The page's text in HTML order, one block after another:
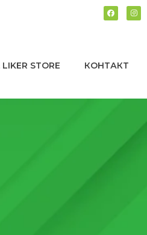
STORE КОНТАКТ